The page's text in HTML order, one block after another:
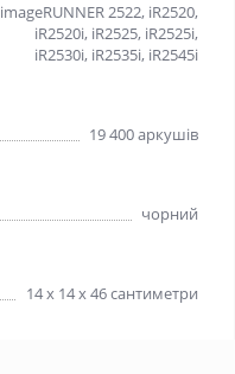
imageRUNNER 2522, iR2520,
iR2520i, iR2525, iR2525i,
iR2530i, iR2535i, iR2545i
19 400 аркушів
чорний
14 х 14 х 46 сантиметри